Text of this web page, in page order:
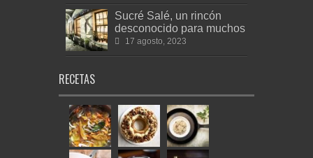
Sucré Salé, un rincón
desconocido para muchos
17 agosto, 2023
RECETAS